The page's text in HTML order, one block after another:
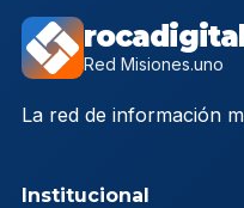
Red Misiones.uno
La red de información
Institucional